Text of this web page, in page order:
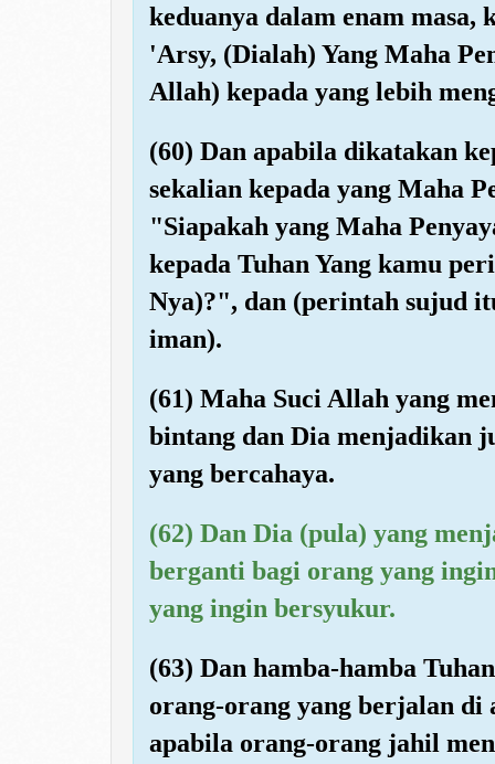
keduanya dalam enam masa,
'Arsy, (Dialah) Yang Maha
Allah) kepada yang lebih
(60) Dan apabila dikatakan
sekalian kepada yang Maha
"Siapakah yang Maha
kepada Tuhan Yang kamu
Nya)?", dan (perintah sujud
iman).
(61) Maha Suci Allah yang
bintang dan Dia menjadikan
yang bercahaya.
(62) Dan Dia (pula) yang
berganti bagi orang yang
yang ingin bersyukur.
(63) Dan hamba-hamba
orang-orang yang berjalan di
apabila orang-orang jahil